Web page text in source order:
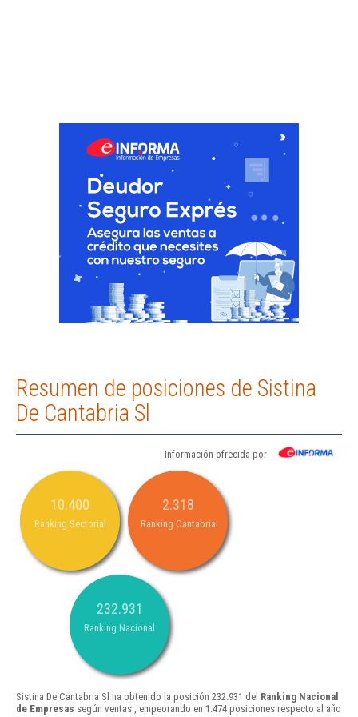
Resumen de posiciones de Sistina
De Cantabria Sl
Información ofrecida por
10.400
Ranking Sectorial
2.318
Ranking Cantabria
232.931
Ranking Nacional
Sistina De Cantabria Sl ha obtenido la posición 232.931 del Ranking Nacional
de Empresas según ventas , empeorando en 1.474 posiciones respecto al año